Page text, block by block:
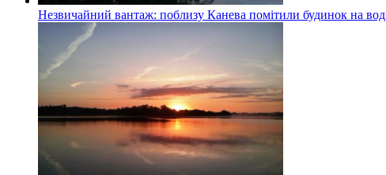
Незвичайний вантаж: поблизу Канева помітили будинок на